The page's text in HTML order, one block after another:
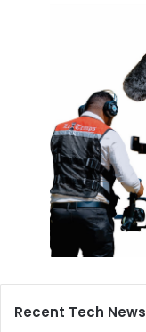
Recent Tech News